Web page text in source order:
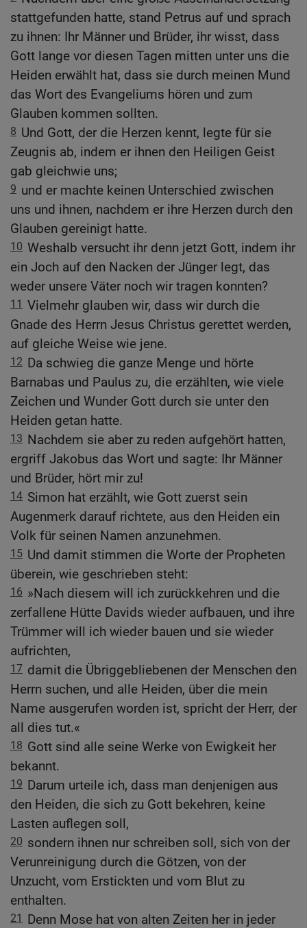
stattgefunden hatte, stand Petrus auf und sprach
zu ihnen: Ihr Männer und Brüder, ihr wisst, dass
Gott lange vor diesen Tagen mitten unter uns die
Heiden erwählt hat, dass sie durch meinen Mund
das Wort des Evangeliums hören und zum
Glauben kommen sollten.
8 Und Gott, der die Herzen kennt, legte für sie
Zeugnis ab, indem er ihnen den Heiligen Geist
gab gleichwie uns;
9 und er machte keinen Unterschied zwischen
uns und ihnen, nachdem er ihre Herzen durch den
Glauben gereinigt hatte.
10 Weshalb versucht ihr denn jetzt Gott, indem ihr
ein Joch auf den Nacken der Jünger legt, das
weder unsere Väter noch wir tragen konnten?
11 Vielmehr glauben wir, dass wir durch die
Gnade des Herrn Jesus Christus gerettet werden,
auf gleiche Weise wie jene.
12 Da schwieg die ganze Menge und hörte
Barnabas und Paulus zu, die erzählten, wie viele
Zeichen und Wunder Gott durch sie unter den
Heiden getan hatte.
13 Nachdem sie aber zu reden aufgehört hatten,
ergriff Jakobus das Wort und sagte: Ihr Männer
und Brüder, hört mir zu!
14 Simon hat erzählt, wie Gott zuerst sein
Augenmerk darauf richtete, aus den Heiden ein
Volk für seinen Namen anzunehmen.
15 Und damit stimmen die Worte der Propheten
überein, wie geschrieben steht:
16 »Nach diesem will ich zurückkehren und die
zerfallene Hütte Davids wieder aufbauen, und ihre
Trümmer will ich wieder bauen und sie wieder
aufrichten,
17 damit die Übriggebliebenen der Menschen den
Herrn suchen, und alle Heiden, über die mein
Name ausgerufen worden ist, spricht der Herr, der
all dies tut.«
18 Gott sind alle seine Werke von Ewigkeit her
bekannt.
19 Darum urteile ich, dass man denjenigen aus
den Heiden, die sich zu Gott bekehren, keine
Lasten auflegen soll,
20 sondern ihnen nur schreiben soll, sich von der
Verunreinigung durch die Götzen, von der
Unzucht, vom Erstickten und vom Blut zu
enthalten.
21
Denn Mose hat von alten Zeiten her in jeder